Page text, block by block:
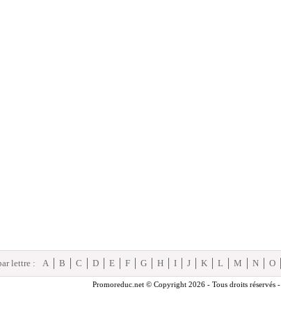
lettre : A B C D E F G H I J K L M N O
Promoreduc.net © Copyright 2026 - Tous droits réservés -